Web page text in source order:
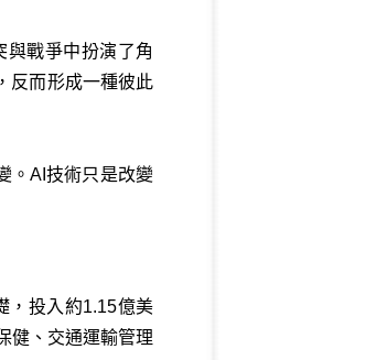
與戰爭中扮演了角
反而形成一種彼此
。AI技術只是改變
，投入約1.15億美
健、交通運輸管理